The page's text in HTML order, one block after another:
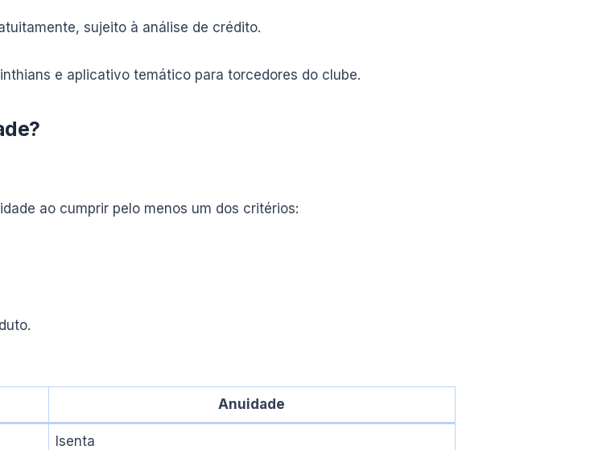
sujeito à análise de crédito.
e aplicativo temático para torcedores do clube.
ao cumprir pelo menos um dos critérios:
Anuidade
Isenta